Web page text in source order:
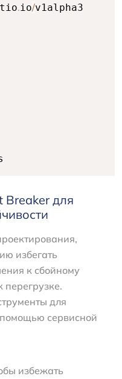
.io/
Breaker для
избегать
к сбойному
перегрузке.
для
помощью сервисной
избежать